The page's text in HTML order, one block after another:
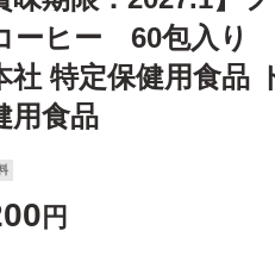
ーヒー 60包入
社 特定保健用食品
用食品
円